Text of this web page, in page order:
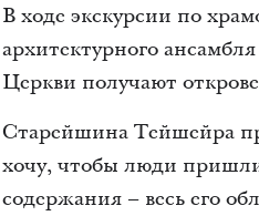
В ходе экскурсии по
архитектурного
Церкви получают
Старейшина Тейшейра
хочу, чтобы люди
содержания – весь его